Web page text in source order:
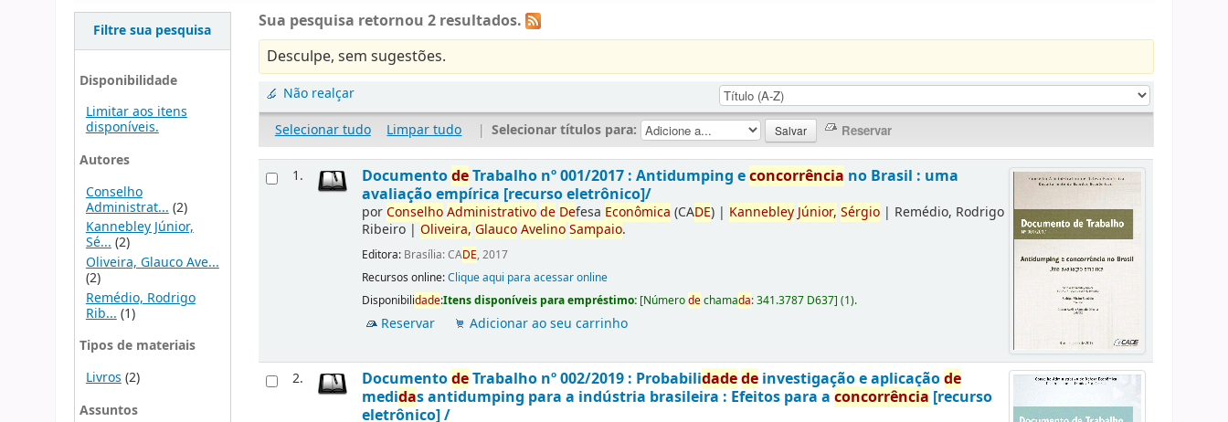
Filtre sua pesquisa
Disponibilidade
Limitar aos itens
disponíveis.
Autores
Conselho
Administrat... (2)
Kannebley Júnior,
Sé...(2)
Oliveira, Glauco Ave...
(2)
Remédio, Rodrigo
Rib... (1)
Tipos de materiais
Livros (2)
Assuntos
Sua pesquisa retornou 2 resultados.
Desculpe, sem sugestões.
Não realçar
Selecionar tudo
Limpar tudo | Selecionar títulos para:
1. DocumentodeTrabalho nº 001/2017 : Antidumping econcorrência no Brasil : uma
avaliação empírica [recurso eletrônico]/
porConselhoAdministrativode Defesa Econômica (CADE) | KannebleyJúnior, Sérgio | Remédio, Rodrigo
Ribeiro |Oliveira, GlaucoAvelinoSampaio.
Editora: Brasília: CADE, 2017
Recursos online:Clique aqui para acessar online
Disponibilidade:Itens disponíveis para empréstimo: [Númerodechamada:341.3787 D637](1).
Reservar Adicionar ao seu carrinho
2. DocumentodeTrabalho nº 002/2019 : Probabilidadede investigação e aplicaçãode
medidas antidumping para a indústria brasileira : Efeitos para aconcorrência [recurso
eletrônico] /